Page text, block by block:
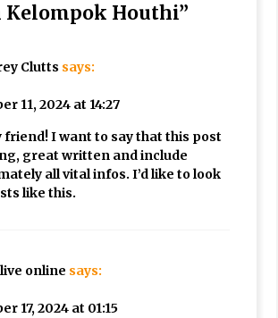
Kelompok Houthi”
Clutts says:
11, 2024 at 14:27
friend! I want to say that this post
great written and include
all vital infos. I’d like to look
like this.
online says:
17, 2024 at 01:15